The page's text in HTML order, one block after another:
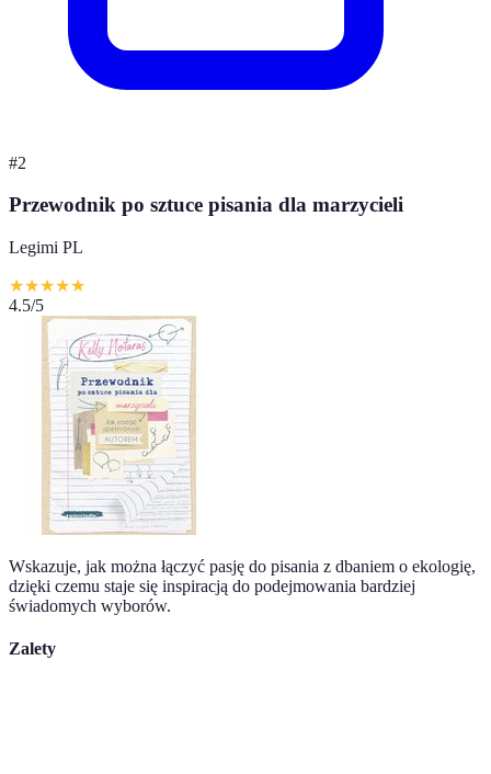
#2
Przewodnik po sztuce pisania dla marzycieli
Legimi PL
★★★★★
4.5/5
Wskazuje, jak można łączyć pasję do pisania z dbaniem o ekologię,
dzięki czemu staje się inspiracją do podejmowania bardziej
świadomych wyborów.
Zalety